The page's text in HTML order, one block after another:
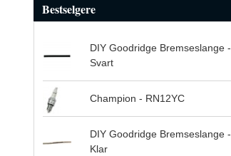
Bestselgere
DIY Goodridge Bremseslange -
Svart
Champion - RN12YC
DIY Goodridge Bremseslange -
Klar